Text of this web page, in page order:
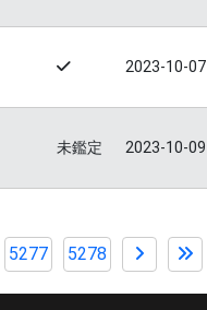
2023-10-07
未鑑定 2023-10-09
5277 5278